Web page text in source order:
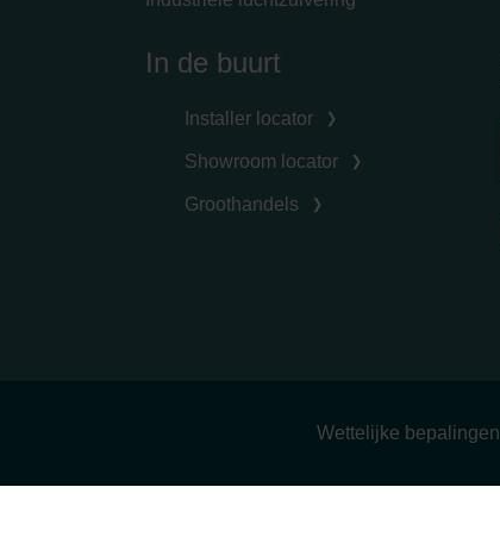
In de buurt
Installer locator
Showroom locator
Groothandels
Wettelijke bepalingen